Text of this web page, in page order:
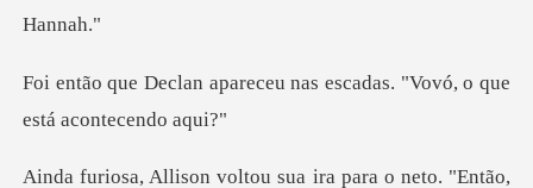
ceu nas escadas. "Vovó, o